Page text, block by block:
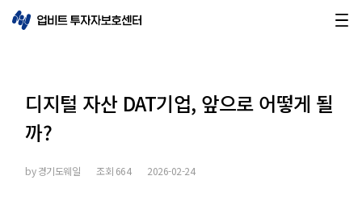
디지털 자산 DAT기업, 앞으로 어떻게 될
까?
by경기도웨일 조회 664 2026-02-24